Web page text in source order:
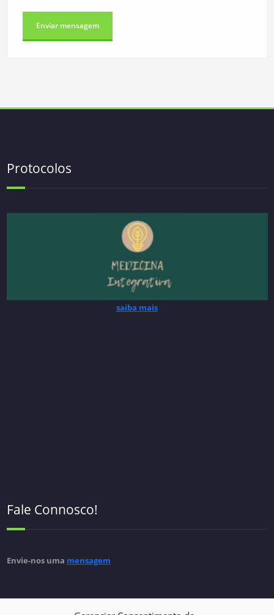
Protocolos
saiba mais
saiba mais
Fale Connosco!
Envie-nos uma mensagem